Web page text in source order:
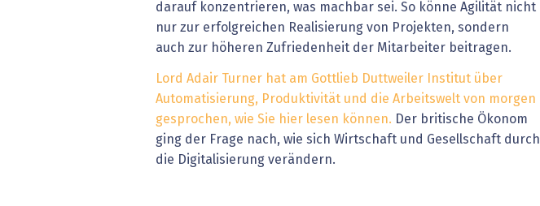
darauf konzentrieren, was machbar sei. So könne Agilität nicht
nur zur erfolgreichen Realisierung von Projekten, sondern
auch zur höheren Zufriedenheit der Mitarbeiter beitragen.
Lord Adair Turner hat am Gottlieb Duttweiler Institut über
Automatisierung, Produktivität und die Arbeitswelt von morgen
gesprochen, wie Sie hier lesen können. Der britische Ökonom
ging der Frage nach, wie sich Wirtschaft und Gesellschaft durch
die Digitalisierung verändern.